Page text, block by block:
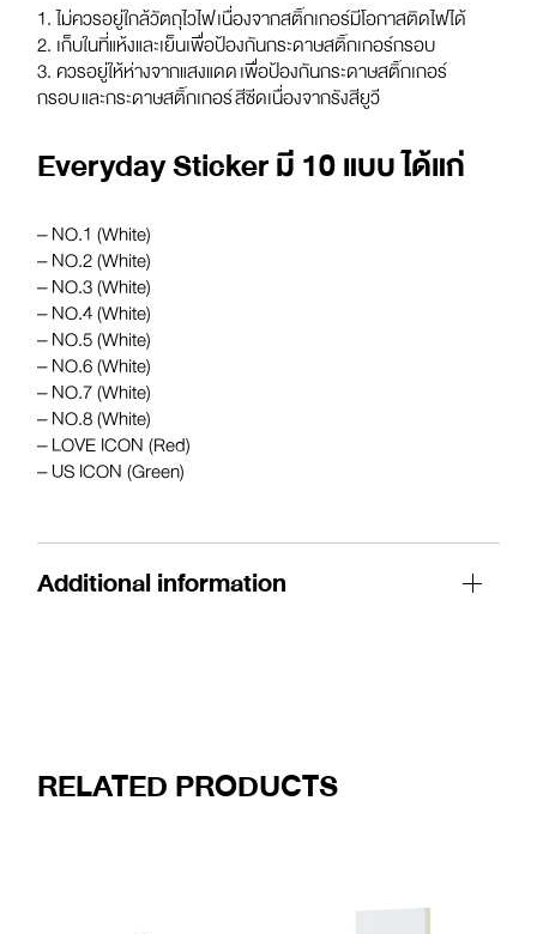
1. ไม่ควรอยู่ใกล้วัตถุไวไฟ เนื่องจากสติ๊กเกอร์มีโอกาสติดไฟได้
2. เก็บในที่แห้งและเย็นเพื่อป้องกันกระดาษสติ๊กเกอร์กรอบ
3. ควรอยู่ให้ห่างจากแสงแดด เพื่อป้องกันกระดาษสติ๊กเกอร์
กรอบ และกระดาษสติ๊กเกอร์ สีซีดเนื่องจากรังสียูวี
Everyday Sticker มี 10 แบบ ได้แก่
– NO.1 (White)
– NO.2 (White)
– NO.3 (White)
– NO.4 (White)
– NO.5 (White)
– NO.6 (White)
– NO.7 (White)
– NO.8 (White)
– LOVE ICON (Red)
– US ICON (Green)
Additional information
RELATED PRODUCTS